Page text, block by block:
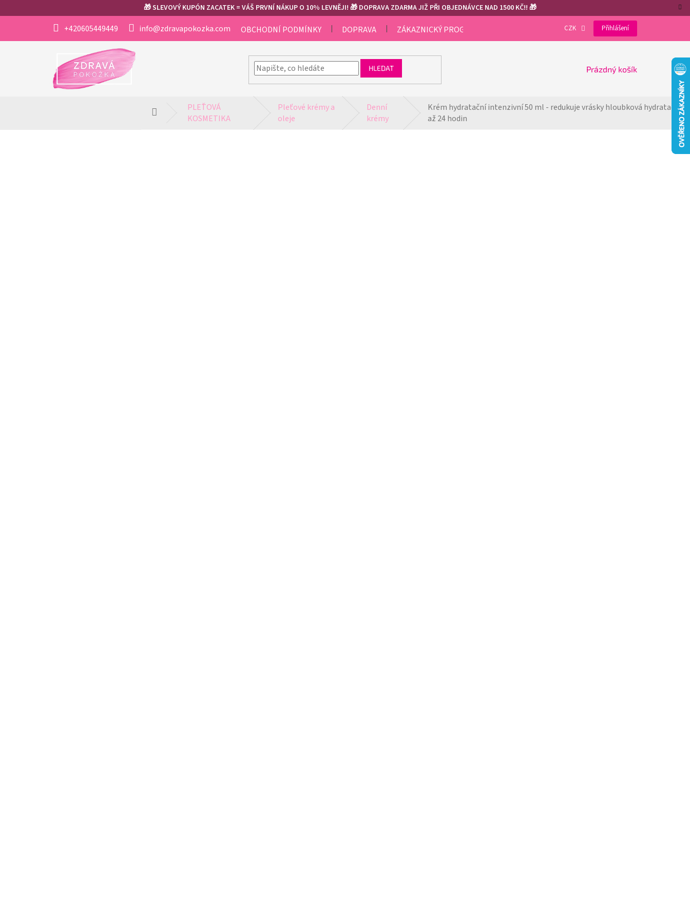
na
🎁 SLEVOVÝ KUPÓN ZACATEK = VÁŠ PRVNÍ NÁKUP O 10% LEVNĚJI! 🎁 DOPRAVA ZDARMA JIŽ PŘI OBJEDNÁVCE NAD 1500 KČ!! 🎁
+420605449449 info@zdravapokozka.com OBCHODNÍ PODMÍNKY DOPRAVA ZÁKAZNICKÝ PROGRAM VÝHODY REGISTRACE GDPR
CZK Přihlášení
HLEDAT
NÁKUPNÍ
Prázdný košík
PLEŤOVÁ
KOSMETIKA
Pleťové krémy a
oleje
Denní
krémy
Krém hydratační intenzivní 50 ml - redukuje vrásky hloubková hydratace
až 24 hodin